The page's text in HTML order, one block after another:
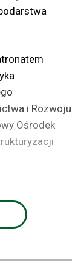
może
organizacji
po
na
do dnia 2
w 2022 r.
i Rozwoju
Ośrodek
na wykonaniu